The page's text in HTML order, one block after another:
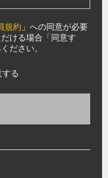
規約 」への同意が必要
ける場合「同意す
ださい。
る